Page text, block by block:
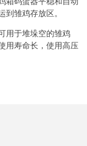
雏鸡存放区。
用于堆垛空的雏鸡
用寿命长，使用高压